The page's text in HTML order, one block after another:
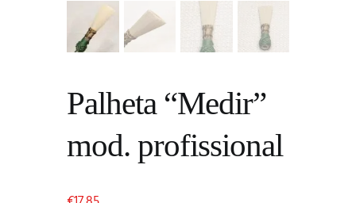
Palheta “Medir”
mod. profissional